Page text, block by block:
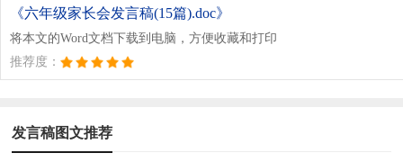
《六年级家长会发言稿(15篇).doc》
将本文的Word文档下载到电脑，方便收藏和打印
推荐度：
发言稿图文推荐